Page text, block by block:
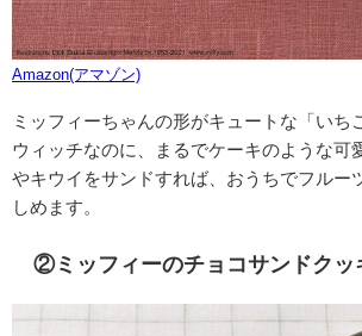
Amazon(アマゾン)
ミッフィーちゃんの形がキュートな「いち
ウィッチなのに、まるでケーキのような可
やキウイをサンドすれば、おうちでフルー
しめます。
②ミッフィーのチョコサンドクッ